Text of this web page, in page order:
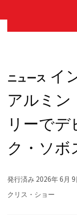
ニュース イ
アルミ
リーで
ク・ソボ
発行済み 2026年 6月 9
クリス・ショー